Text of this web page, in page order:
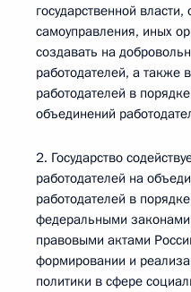
государственной
самоуправления, иных
создавать на
работодателей, а также
работодателей в
объединений
2. Государство
работодателей на
работодателей в
федеральными
правовыми актами
формировании и
политики в сфере